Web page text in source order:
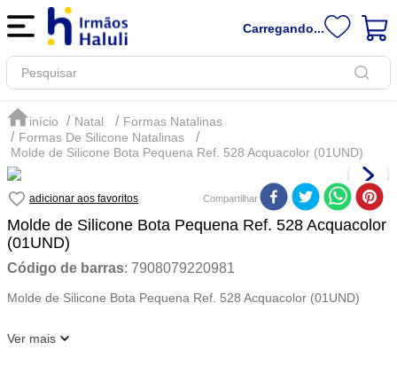
Carregando...
Pesquisar
Natal
Formas Natalinas
Formas De Silicone Natalinas
Molde de Silicone Bota Pequena Ref. 528 Acquacolor (01UND)
Compartilhar
Molde de Silicone Bota Pequena Ref. 528 Acquacolor
(01UND)
Código de barras: 7908079220981
Molde de Silicone Bota Pequena Ref. 528 Acquacolor (01UND)
Ver mais